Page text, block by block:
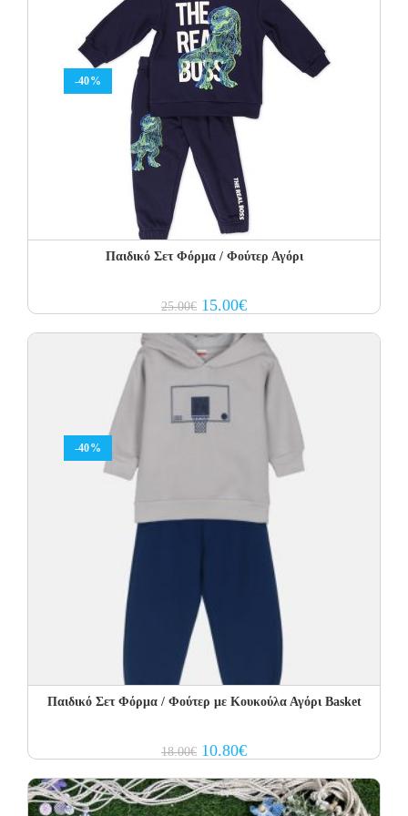
-40%
Παιδικό Σετ Φόρμα / Φούτερ Αγόρι
25.00€ Original
price
25.00€.
15.00€Current
price
15.00€.
-40%
Παιδικό Σετ Φόρμα / Φούτερ με Κουκούλα Αγόρι Basket
18.00€ Original
price
18.00€.
10.80€Current
price
10.80€.